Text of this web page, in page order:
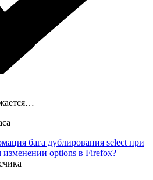
бага дублирования select при
изменении options в Firefox?